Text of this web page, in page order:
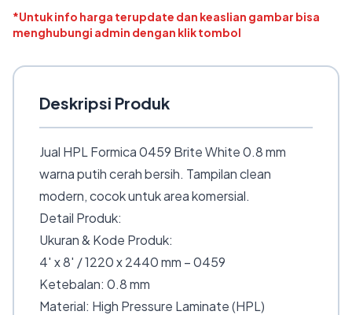
*Untuk info harga terupdate dan keaslian gambar bisa
menghubungi admin dengan klik tombol
Deskripsi Produk
Jual HPL Formica 0459 Brite White 0.8 mm
warna putih cerah bersih. Tampilan clean
modern, cocok untuk area komersial.
Detail Produk:
Ukuran & Kode Produk:
4′ x 8′ / 1220 x 2440 mm – 0459
Ketebalan: 0.8 mm
Material: High Pressure Laminate (HPL)